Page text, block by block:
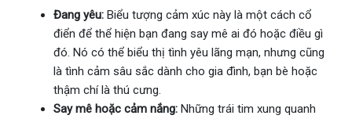
Đang yêu: Biểu tượng cảm xúc này là một cách cổ
điển để thể hiện bạn đang say mê ai đó hoặc điều gì
đó. Nó có thể biểu thị tình yêu lãng mạn, nhưng cũng
là tình cảm sâu sắc dành cho gia đình, bạn bè hoặc
thậm chí là thú cưng.
Say mê hoặc cảm nắng: Những trái tim xung quanh